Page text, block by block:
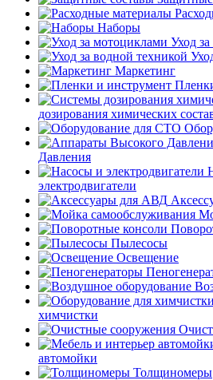
Наборы
Уход
Маркетинг
дозирования химических
Давления
электродвигатели
Пылесосы
Освещение
химчистки
автомойки
Толщиномеры